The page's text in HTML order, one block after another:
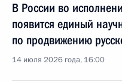
В России во
появится единый
по продвижению
14 июля 2026 года, 16:00